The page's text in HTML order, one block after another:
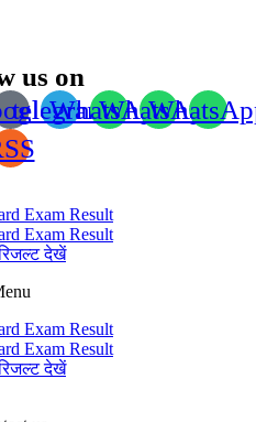
us on
telegram
WhatsApp
WhatsApp
Exam Result
Exam Result
देखें
Exam Result
Exam Result
देखें